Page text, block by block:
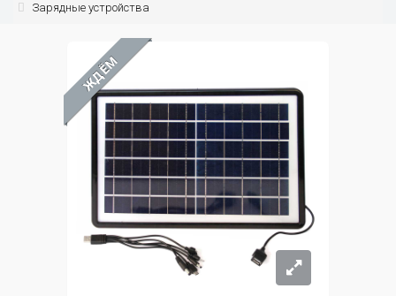
Зарядные устройства
ЖДЁМ